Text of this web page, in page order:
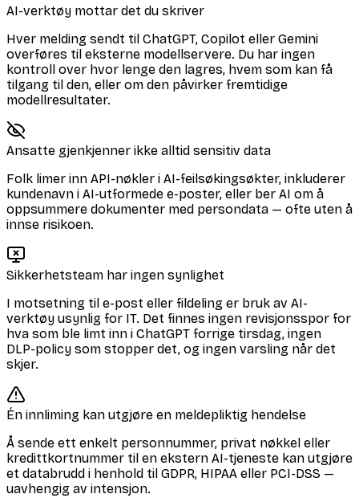
AI-verktøy mottar det du skriver
Hver melding sendt til ChatGPT, Copilot eller Gemini
overføres til eksterne modellservere. Du har ingen
kontroll over hvor lenge den lagres, hvem som kan få
tilgang til den, eller om den påvirker fremtidige
modellresultater.
Ansatte gjenkjenner ikke alltid sensitiv data
Folk limer inn API-nøkler i AI-feilsøkingsøkter, inkluderer
kundenavn i AI-utformede e-poster, eller ber AI om å
oppsummere dokumenter med persondata — ofte uten å
innse risikoen.
Sikkerhetsteam har ingen synlighet
I motsetning til e-post eller fildeling er bruk av AI-
verktøy usynlig for IT. Det finnes ingen revisjonsspor for
hva som ble limt inn i ChatGPT forrige tirsdag, ingen
DLP-policy som stopper det, og ingen varsling når det
skjer.
Én innliming kan utgjøre en meldepliktig hendelse
Å sende ett enkelt personnummer, privat nøkkel eller
kredittkortnummer til en ekstern AI-tjeneste kan utgjøre
et databrudd i henhold til GDPR, HIPAA eller PCI-DSS —
uavhengig av intensjon.